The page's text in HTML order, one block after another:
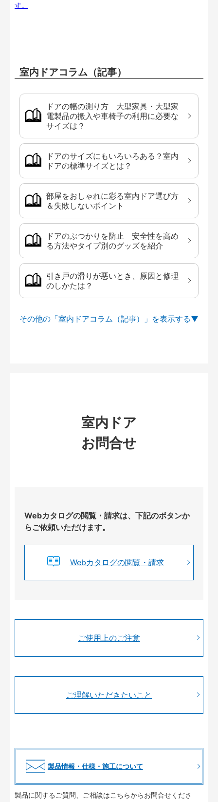
す。
室内ドアコラム（記事）
ドアの幅の測り方 大型家具・大型家
電製品の搬入や車椅子の利用に必要な
サイズは？
ドアのサイズにもいろいろある？室内
ドアの標準サイズとは？
部屋をおしゃれに彩る室内ドア選び方
＆失敗しないポイント
ドアのぶつかりを防止 安全性を高め
る方法やタイプ別のグッズを紹介
引き戸の滑りが悪いとき、原因と修理
のしかたは？
その他の「室内ドアコラム（記事）」を
室内ドア
お問合せ
Webカタログの閲覧・請求は、下記のボタンか
らご依頼いただけます。
Webカタログの閲覧・請求
ご使用上のご注意
ご理解いただきたいこと
製品情報・仕様・施工について
製品に関するご質問、ご相談はこちらからお問合せくださ